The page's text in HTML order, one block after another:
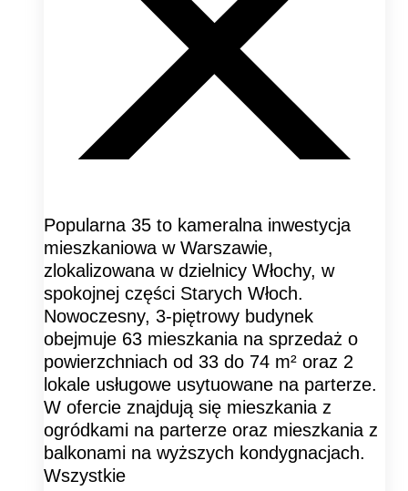
Popularna 35 to kameralna inwestycja
mieszkaniowa w Warszawie,
zlokalizowana w dzielnicy Włochy, w
spokojnej części Starych Włoch.
Nowoczesny, 3-piętrowy budynek
obejmuje 63 mieszkania na sprzedaż o
powierzchniach od 33 do 74 m² oraz 2
lokale usługowe usytuowane na parterze.
W ofercie znajdują się mieszkania z
ogródkami na parterze oraz mieszkania z
balkonami na wyższych kondygnacjach.
Wszystkie